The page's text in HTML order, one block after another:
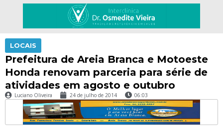
LOCAIS
Prefeitura de Areia Branca e Motoeste
Honda renovam parceria para série de
atividades em agosto e outubro
Luciano Oliveira 24 de julho de 2014 06:03